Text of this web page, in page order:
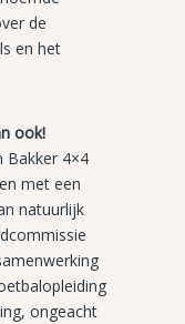
de
en het
ook!
Bakker 4×4
met een
natuurlijk
ongeacht